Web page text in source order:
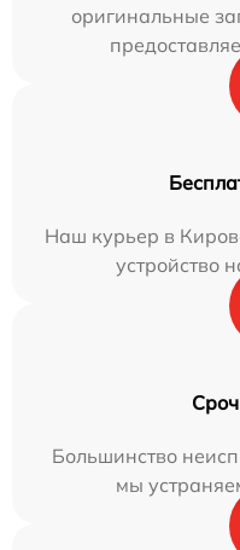
оригинальные
Наш курьер в
устройство
Большинство
мы